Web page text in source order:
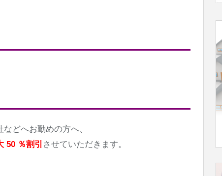
どへお勤めの方へ、
50 ％割引 させていただきます。